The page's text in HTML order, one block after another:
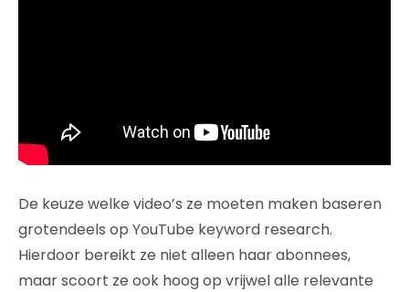
De keuze welke video’s ze moeten maken baseren
grotendeels op YouTube keyword research.
Hierdoor bereikt ze niet alleen haar abonnees,
maar scoort ze ook hoog op vrijwel alle relevante